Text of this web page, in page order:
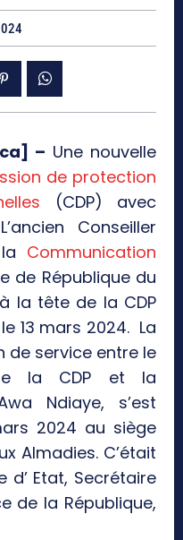
– Une nouvelle
de protection
(CDP) avec
Conseiller
Communication
de République du
la tête de la CDP
13 mars 2024. La
de service entre le
la CDP et la
Ndiaye, s’est
2024 au siège
Almadies. C’était
d’ Etat, Secrétaire
de la République,